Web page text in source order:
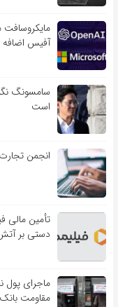
آفیس اضافه
سامسونگ
است
انجمن تجارت
تأمین مالی
دستی بر
ماجرای پول
مقاومت